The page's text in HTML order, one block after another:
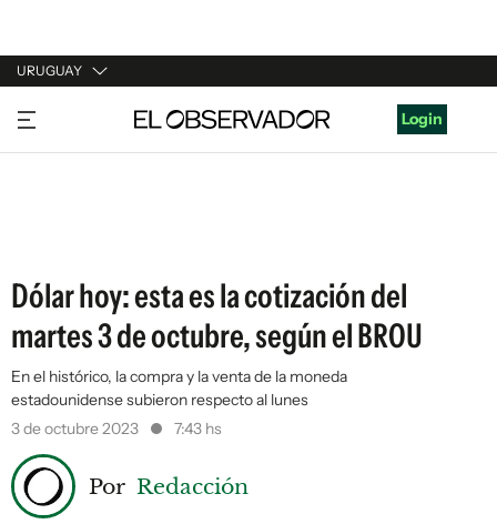
URUGUAY
URUGUAY
ARGENTINA
Login
Dólar hoy: esta es la cotización del
martes 3 de octubre, según el BROU
En el histórico, la compra y la venta de la moneda
estadounidense subieron respecto al lunes
3 de octubre 2023
7:43 hs
Por Redacción